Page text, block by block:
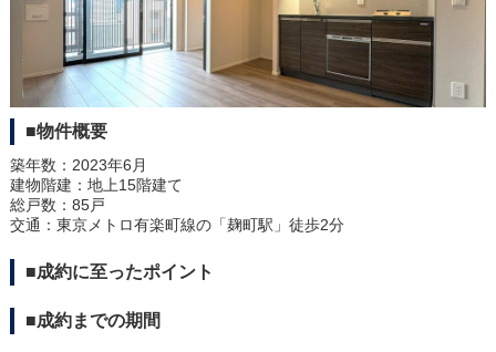
売りたい
空間デザイン事例
■物件概要
築年数：2023年6月
建物階建：地上15階建て
総戸数：85戸
交通：東京メトロ有楽町線の「麹町駅」徒歩2分
■成約に至ったポイント
■成約までの期間